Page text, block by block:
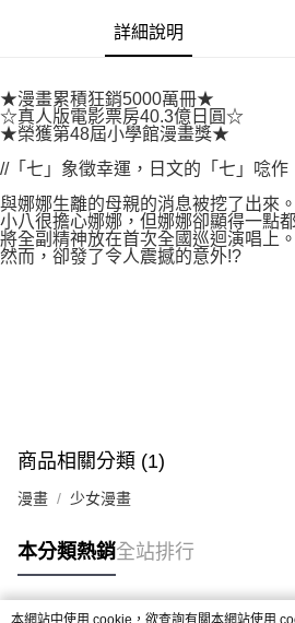
客戶支援中心」https://
１．透過由恩沛科技股份有限公司提供之「
易，需依本服務之必要範圍內提供個人資料，
權轉讓予恩沛科技股份有限公司。
https://aftee.tw/terms/#terms3
「AFTEE先享後付」，若未經同意申辦者引起
任。
４．使用「AFTEE先享後付」時，將依據個別
時審查核予不同之上限額度；若仍有額度不足
５．嚴禁一人註冊多個帳號或使用他人資訊
恩沛科技股份有限公司將有權停止該用戶之
每筆NT$80，滿NT$500(含以上)免運費
每筆NT$80，滿NT$500(含以上)免運費
付款後7-11取貨
每筆NT$80，滿NT$500(含以上)免運費
宅配
每筆NT$100，滿NT$800(含以上)免運費
詳細說明
★漫畫累積狂銷5000萬冊★
☆真人版電影票房40.3億日圓☆
★榮獲第48屆小學館漫畫獎★
//「七」象徵幸運，日文的「七」唸作
與娜娜生離的母親的消息被挖了出來。
小八很擔心娜娜，但娜娜卻顯得一點
將全副精神放在首次全國巡迴演唱上。
然而，卻發了令人震撼的意外!?
商品相關分類 (1)
漫畫 少女漫畫
本分類熱銷全站排行
本網站中使用 cookie，欲查詢有關本網站使用